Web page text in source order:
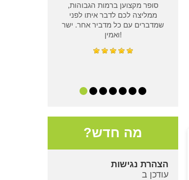
סופר מקצוען ברמות הגבוהות,
ממליצה לכם לדבר איתו לפני
שמדברים עם כל מדביר אחר. ישר
ואמין!
מה חדש?
הצהרת נגישות
עודכן ב